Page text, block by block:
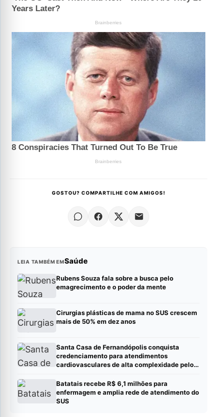
GOSTOU? COMPARTILHE COM AMIGOS!
LEIA TAMBÉM EMSaúde
Rubens Souza fala sobre a busca pelo
emagrecimento e o poder da mente
Cirurgias plásticas de mama no SUS crescem
mais de 50% em dez anos
Santa Casa de Fernandópolis conquista
credenciamento para atendimentos
cardiovasculares de alta complexidade pelo
Batatais recebe R$ 6,1 milhões para
enfermagem e amplia rede de atendimento do
SUS